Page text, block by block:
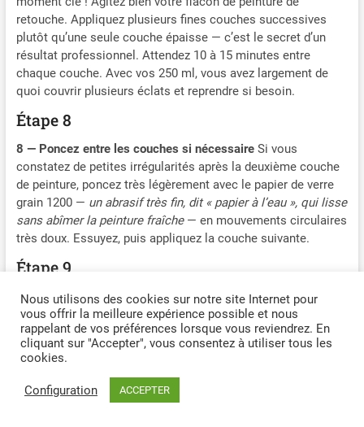
7 x 1,8 cm (4,65 x 2,76 x
0,71 pouces) et ne pèse que
105 g (0,23 lb), ce qui la
rend facile à transporter
pour une utilisation en
déplacement. Son profil
tandis que sa conception
légère garantit une
utilisation prolongée et
confortable, que vous soyez
en voyage, en train de faire
du vlogging en extérieur ou
garantie, 3 mois de
remboursement et un
support client très réactif
disponible 24 heures sur 24
pour assurer votre
satisfaction. Si vous avez
retouche. Appliquez plusieurs fines couches successives
plutôt qu’une seule couche épaisse — c’est le secret d’un
résultat professionnel. Attendez 10 à 15 minutes entre
chaque couche. Avec vos 250 ml, vous avez largement de
quoi couvrir plusieurs éclats et reprendre si besoin.
Étape 8
8 — Poncez entre les couches si nécessaireSi vous
constatez de petites irrégularités après la deuxième couche
de peinture, poncez très légèrement avec le papier de verre
grain 1200 — un abrasif très fin, dit « papier à l’eau », qui lisse
sans abîmer la peinture fraîche— en mouvements circulaires
très doux. Essuyez, puis appliquez la couche suivante.
Étape 9
9 — Appliquez le vernis de finitionUne fois la peinture sèche
(minimum 1 heure), appliquez le vernis de finition en aérosol
en deux couches légères. Le vernis —une couche
transparente de protection qui donne l’aspect brillant et
indispensable pour que la retouche soit durable et s’intègre
visuellement au reste de la carrosserie.
Nous utilisons des cookies sur notre site Internet pour
vous offrir la meilleure expérience possible et nous
rappelant de vos préférences lorsque vous reviendrez. En
cliquant sur "Accepter", vous consentez à utiliser tous les
cookies.
Configuration ACCEPTER